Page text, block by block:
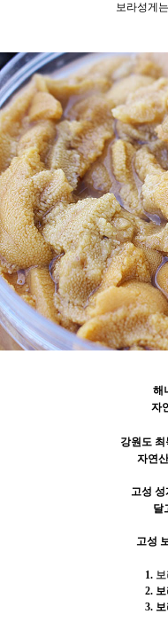
보라성게
해
자
강원도
자연
고성 성
달
고성
1.
2. 보
3.